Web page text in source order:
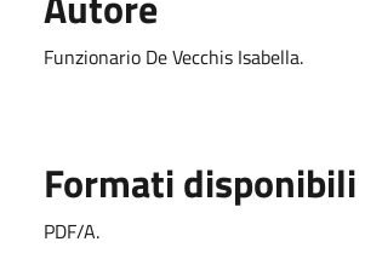
Funzionario De Vecchis Isabella.
Formati disponibili
PDF/A.